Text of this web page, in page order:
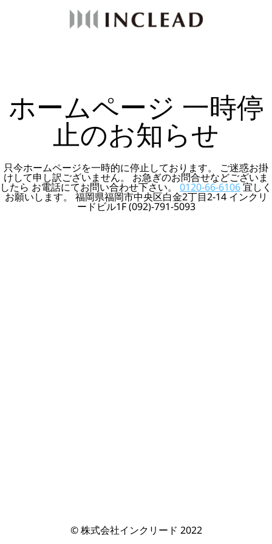
ホームページ 一時停
止のお知らせ
只今ホームページを一時的に停止しております。 ご迷惑お掛
けして申し訳ございません。 お急ぎのお問合せなどございま
したら お電話にてお問い合わせ下さい。0120-66-6106宜しく
お願いします。 福岡県福岡市中央区白金2丁目2-14 インクリ
ードビル1F (092)-791-5093
© 株式会社インクリード 2022